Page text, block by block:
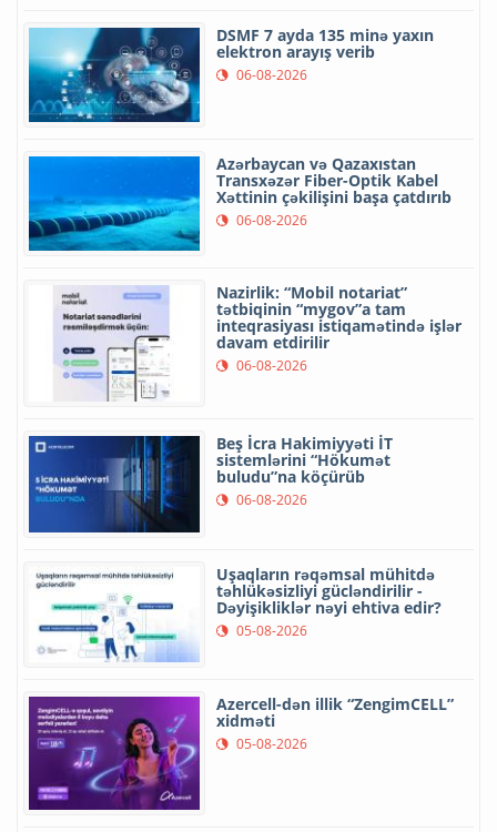
DSMF 7 ayda 135 minə yaxın
elektron arayış verib
06-08-2026
Azərbaycan və Qazaxıstan
Transxəzər Fiber-Optik Kabel
Xəttinin çəkilişini başa çatdırıb
06-08-2026
Nazirlik: “Mobil notariat”
tətbiqinin “mygov”a tam
inteqrasiyası istiqamətində işlər
davam etdirilir
06-08-2026
Beş İcra Hakimiyyəti İT
sistemlərini “Hökumət
buludu”na köçürüb
06-08-2026
Uşaqların rəqəmsal mühitdə
təhlükəsizliyi gücləndirilir -
Dəyişikliklər nəyi ehtiva edir?
05-08-2026
Azercell-dən illik “ZengimCELL”
xidməti
05-08-2026